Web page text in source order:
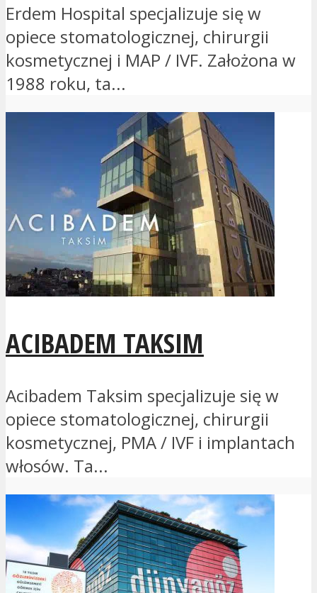
Erdem Hospital specjalizuje się w
opiece stomatologicznej, chirurgii
kosmetycznej i MAP / IVF. Założona w
1988 roku, ta...
ACIBADEM TAKSIM
Acibadem Taksim specjalizuje się w
opiece stomatologicznej, chirurgii
kosmetycznej, PMA / IVF i implantach
włosów. Ta...